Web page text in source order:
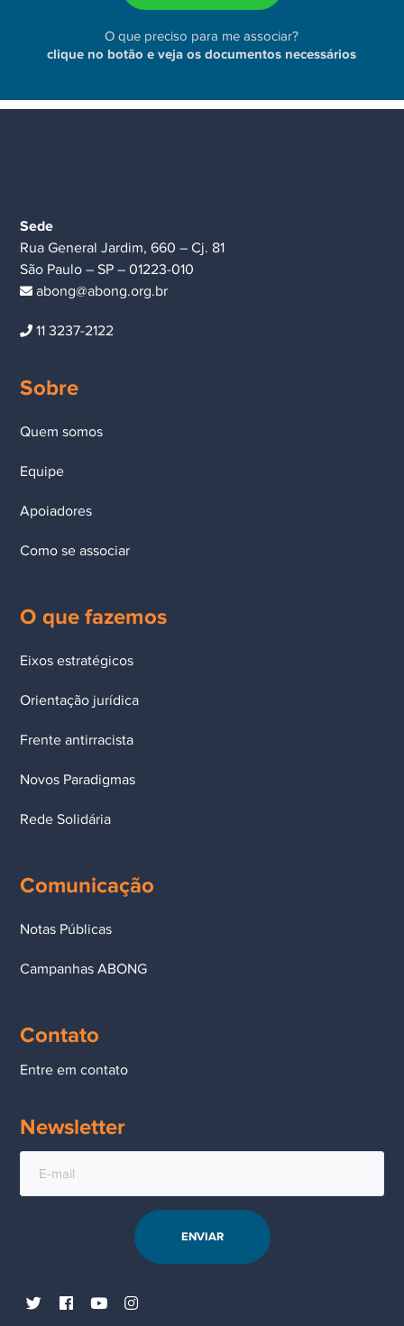
O que preciso para me associar?
clique no botão e veja os documentos necessários
Sede
Rua General Jardim, 660 – Cj. 81
São Paulo – SP – 01223-010
abong@abong.org.br
11 3237-2122
Sobre
Quem somos
Equipe
Apoiadores
Como se associar
O que fazemos
Eixos estratégicos
Orientação jurídica
Frente antirracista
Novos Paradigmas
Rede Solidária
Comunicação
Notas Públicas
Campanhas ABONG
Contato
Entre em contato
Newsletter